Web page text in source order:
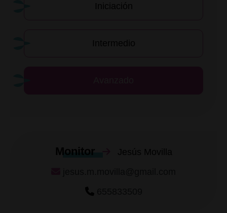
Iniciación
Intermedio
Monitor
Jesús Movilla